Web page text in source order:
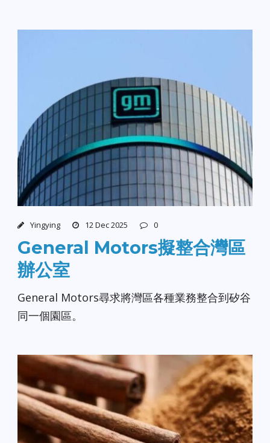
Yingying 12 Dec 2025 0
General Motors擬整合灣區
辦公室
General Motors尋求將灣區各種業務整合到矽谷
同一個園區。